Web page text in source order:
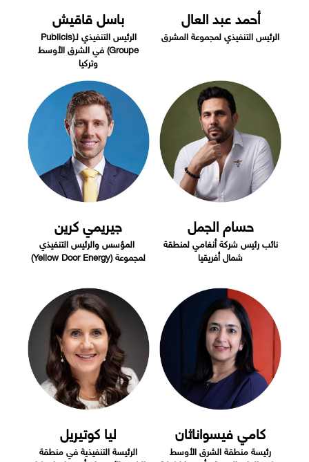
أحمد عبد العال
الرئيس التنفيذي لمجموعة المشرق
باسل قاقيش
الرئيس التنفيذي لـ(Publicis
Groupe) في الشرق الأوسط
وتركيا
حسام الجمل
نائب رئيس شركة أنغامي لمنطقة
شمال أفريقيا
جيريمي كرين
المؤسس والرئيس التنفيذي
لمجموعة (Yellow Door Energy)
كامي فيسواناثان
رئيسة منطقة الشرق الأوسط
ليا كوتيريل
الرئيسة التنفيذية في منطقة